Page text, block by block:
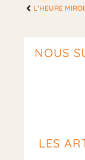
NOUS
LES